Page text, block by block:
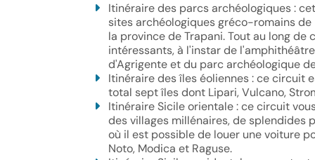
Itinéraire des parcs archéologiques :
sites archéologiques gréco-romains
la province de Trapani. Tout au long
intéressants, à l'instar de
d'Agrigente et du parc archéologique
Itinéraire des îles éoliennes : ce circuit
total sept îles dont Lipari, Vulcano,
Itinéraire Sicile orientale : ce circuit
des villages millénaires, de splendides
où il est possible de louer une voiture
Noto, Modica et Raguse.